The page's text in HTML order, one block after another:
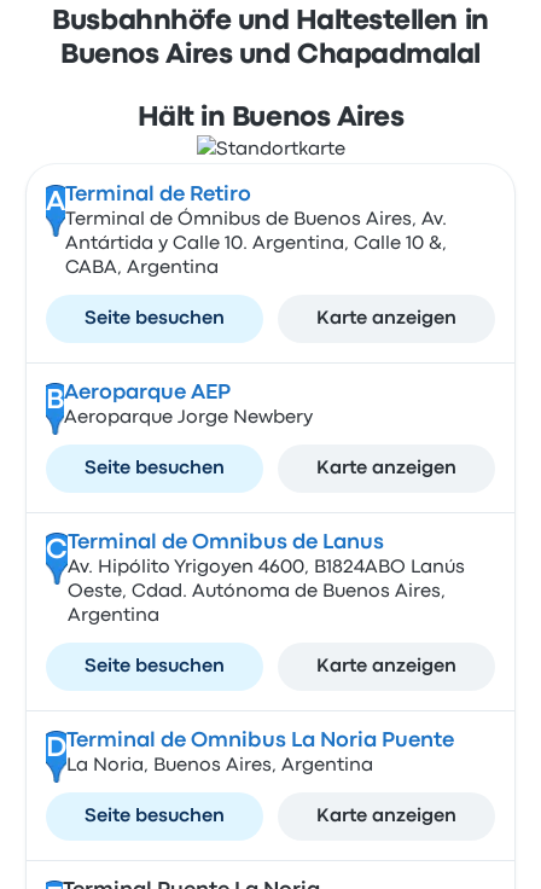
Busbahnhöfe und Haltestellen in
Buenos Aires und Chapadmalal
Hält in Buenos Aires
A Terminal de Retiro
Terminal de Ómnibus de Buenos Aires, Av.
Antártida y Calle 10. Argentina, Calle 10 &,
CABA, Argentina
Seite besuchen Karte anzeigen
BAeroparque AEP
Aeroparque Jorge Newbery
Seite besuchen Karte anzeigen
CTerminal de Omnibus de Lanus
Av. Hipólito Yrigoyen 4600, B1824ABO Lanús
Oeste, Cdad. Autónoma de Buenos Aires,
Argentina
Seite besuchen Karte anzeigen
DTerminal de Omnibus La Noria Puente
La Noria, Buenos Aires, Argentina
Seite besuchen Karte anzeigen